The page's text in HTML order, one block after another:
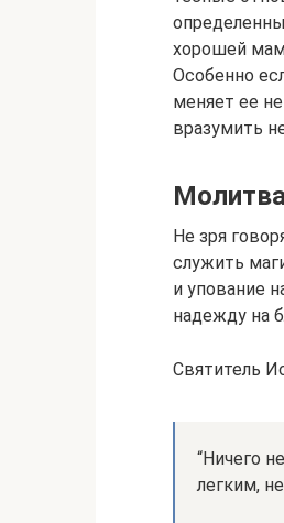
хорошей
Особенно
меняет ее
вразумить
Не зря
служить
и упование
надежду на
Святитель
“Ничего
легким,